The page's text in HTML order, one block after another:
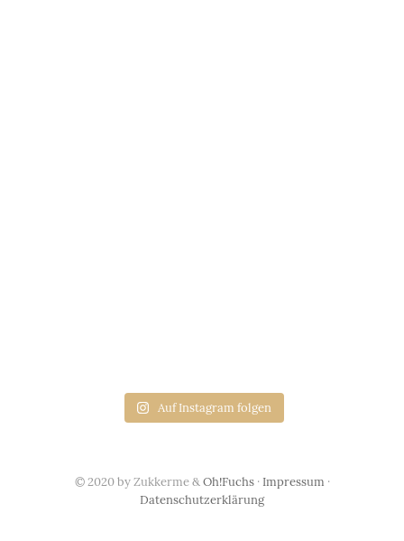
Auf Instagram folgen
© 2020 by Zukkerme &Oh!Fuchs· Impressum ·
Datenschutzerklärung